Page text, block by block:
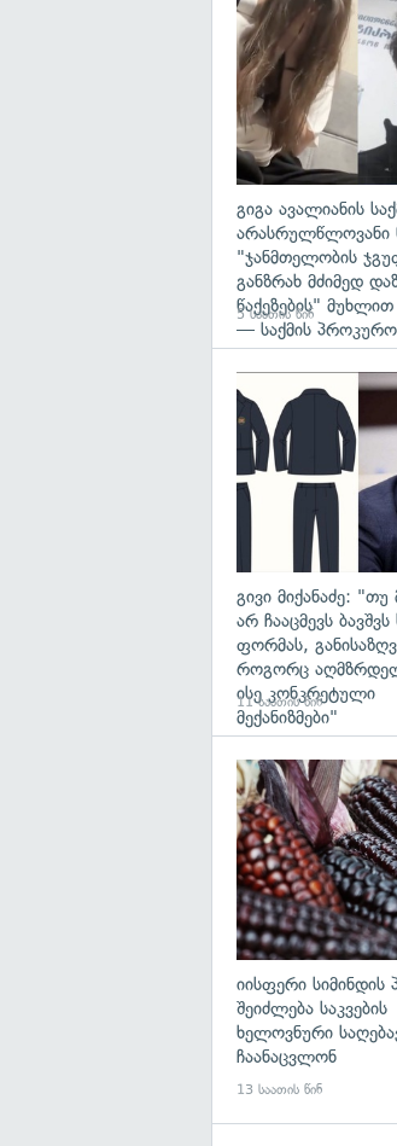
გიგა ავალიანის
არასრულწლოვანი
"ჯანმთელობის
განზრახ მძიმედ
წაქეზების" მუხლით
— საქმის
5 საათის წინ
გივი მიქანაძე:
არ ჩააცმევს
ფორმას,
როგორც
ისე კონკრეტული
მექანიზმები"
11 საათის წინ
იისფერი სიმინდის
შეიძლება საკვების
ხელოვნური
ჩაანაცვლონ
13 საათის წინ